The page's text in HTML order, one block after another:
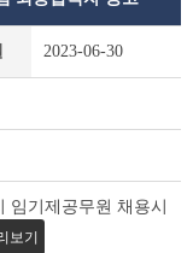
2023-06-30
임기제공무원 채용시
보기